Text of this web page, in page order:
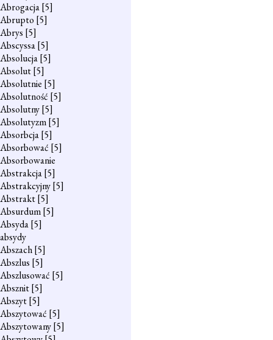
Abrogacja[5]
Abrupto [5]
Abrys [5]
Abscyssa[5]
Absolucja[5]
Absolut[5]
Absolutnie [5]
Absolutność [5]
Absolutny[5]
Absolutyzm[5]
Absorbcja[5]
Absorbować [5]
Absorbowanie
Abstrakcja[5]
Abstrakcyjny[5]
Abstrakt[5]
Absurdum[5]
Absyda[5]
absydy
Abszach[5]
Abszlus [5]
Abszlusować [5]
Absznit[5]
Abszyt[5]
Abszytować [5]
Abszytowany[5]